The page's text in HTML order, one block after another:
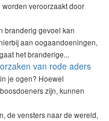
veroorzaakt door
branderig gevoel kan
aan oogaandoeningen,
het branderige...
van rode aders
je ogen? Hoewel
zijn, kunnen
de vensters naar de wereld,